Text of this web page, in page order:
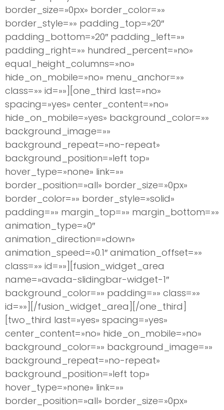
border_size=»0px» border_color=»»
border_style=»» padding_top=»20″
padding_bottom=»20″ padding_left=»»
padding_right=»» hundred_percent=»no»
equal_height_columns=»no»
hide_on_mobile=»no» menu_anchor=»»
class=»» id=»»][one_third last=»no»
spacing=»yes» center_content=»no»
hide_on_mobile=»yes» background_color=»»
background_image=»»
background_repeat=»no-repeat»
background_position=»left top»
hover_type=»none» link=»»
border_position=»all» border_size=»0px»
border_color=»» border_style=»solid»
padding=»» margin_top=»» margin_bottom=»»
animation_type=»0″
animation_direction=»down»
animation_speed=»0.1″ animation_offset=»»
class=»» id=»»][fusion_widget_area
name=»avada-slidingbar-widget-1″
background_color=»» padding=»» class=»»
id=»»][/fusion_widget_area][/one_third]
[two_third last=»yes» spacing=»yes»
center_content=»no» hide_on_mobile=»no»
background_color=»» background_image=»»
background_repeat=»no-repeat»
background_position=»left top»
hover_type=»none» link=»»
border_position=»all» border_size=»0px»